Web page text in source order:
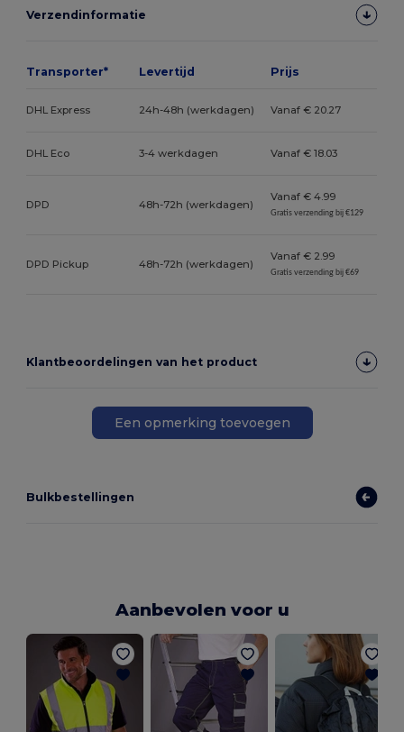
Verzendinformatie
Transporter* Levertijd Prijs
DHL Express 24h-48h (werkdagen) Vanaf € 20.27
DHL Eco 3-4 werkdagen Vanaf € 18.03
DPD 48h-72h (werkdagen)
Vanaf € 4.99
Gratis verzending bij €129
DPD Pickup 48h-72h (werkdagen)
Vanaf € 2.99
Gratis verzending bij €69
Klantbeoordelingen van het product
Een opmerking toevoegen
Bulkbestellingen
Aanbevolen voor u